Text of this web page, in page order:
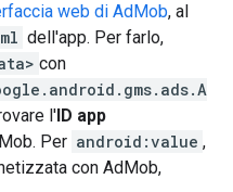
web di AdMob, al
dell'app. Per farlo,
con
l'ID app
Per android:value ,
con AdMob,